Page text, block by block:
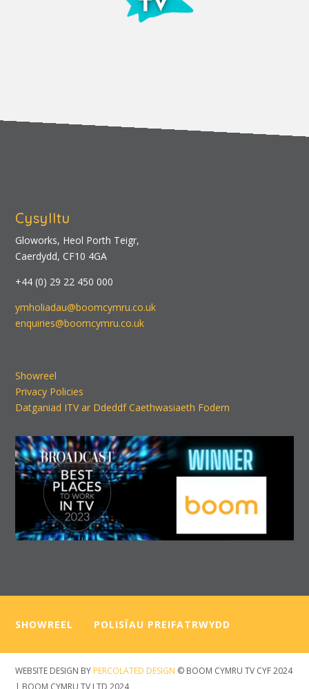
Cysylltu
Gloworks, Heol Porth Teigr,
Caerdydd, CF10 4GA
+44 (0) 29 22 450 000
ymholiadau@boomcymru.co.uk
enquiries@boomcymru.co.uk
Showreel
Privacy Policies
Datganiad ITV ar Ddeddf Caethwasiaeth Fodern
SHOWREEL POLISÏAU PREIFATRWYDD
WEBSITE DESIGN BY PERCOLATED DESIGN © BOOM CYMRU TV CYF 2024